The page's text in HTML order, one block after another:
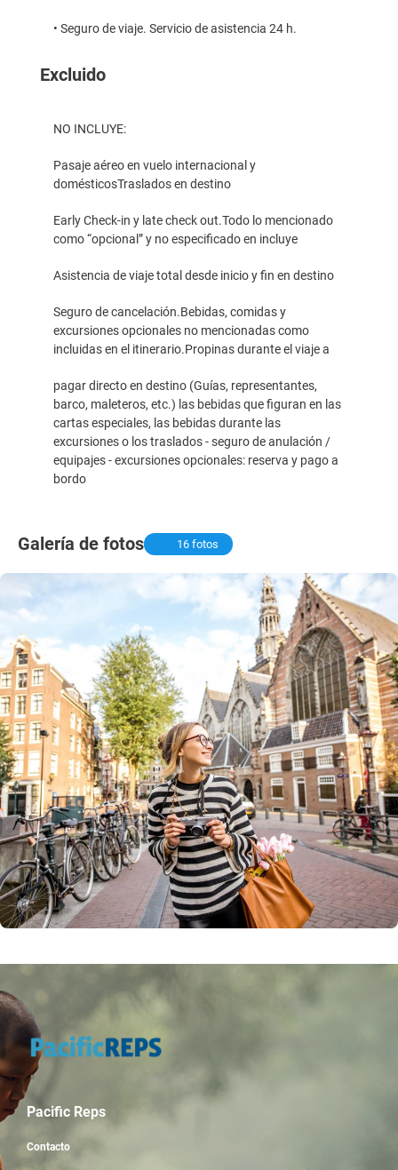
• Seguro de viaje. Servicio de asistencia 24 h.
Excluido
NO INCLUYE:
Pasaje aéreo en vuelo internacional y
domésticosTraslados en destino
Early Check-in y late check out.Todo lo mencionado
como “opcional” y no especificado en incluye
Asistencia de viaje total desde inicio y fin en destino
Seguro de cancelación.Bebidas, comidas y
excursiones opcionales no mencionadas como
incluidas en el itinerario.Propinas durante el viaje a
pagar directo en destino (Guías, representantes,
barco, maleteros, etc.) las bebidas que figuran en las
cartas especiales, las bebidas durante las
excursiones o los traslados - seguro de anulación /
equipajes - excursiones opcionales: reserva y pago a
bordo
Galería de fotos 16 fotos
Pacific Reps
Contacto